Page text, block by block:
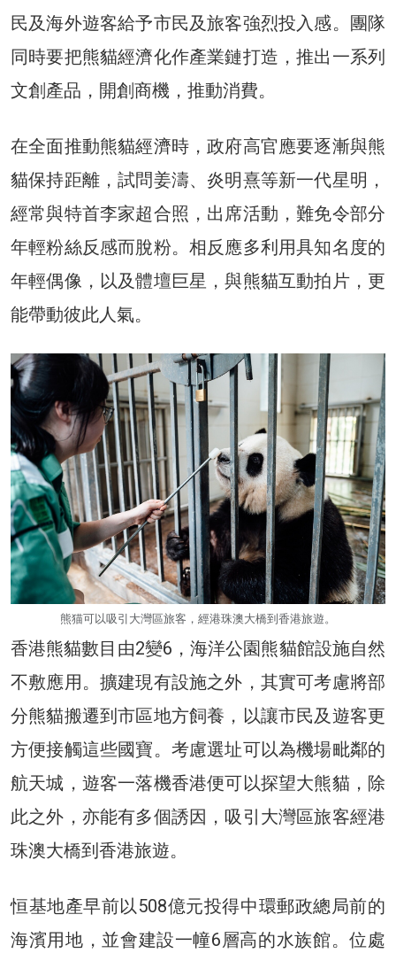
民及海外遊客給予市民及旅客強烈投入感。團隊
同時要把熊貓經濟化作產業鏈打造，推出一系列
文創產品，開創商機，推動消費。
在全面推動熊貓經濟時，政府高官應要逐漸與熊
貓保持距離，試問姜濤、炎明熹等新一代星明，
經常與特首李家超合照，出席活動，難免令部分
年輕粉絲反感而脫粉。相反應多利用具知名度的
年輕偶像，以及體壇巨星，與熊貓互動拍片，更
能帶動彼此人氣。
熊猫可以吸引大灣區旅客，經港珠澳大橋到香港旅遊。
香港熊貓數目由2變6，海洋公園熊貓館設施自然
不敷應用。擴建現有設施之外，其實可考慮將部
分熊貓搬遷到市區地方飼養，以讓市民及遊客更
方便接觸這些國寶。考慮選址可以為機場毗鄰的
航天城，遊客一落機香港便可以探望大熊貓，除
此之外，亦能有多個誘因，吸引大灣區旅客經港
珠澳大橋到香港旅遊。
恒基地產早前以508億元投得中環郵政總局前的
海濱用地，並會建設一幢6層高的水族館。位處